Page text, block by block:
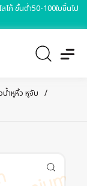
โก้ ขั้นต่ำ50-100ใบขึ้นไป
น้ำหูหิ้ว หูจับ /